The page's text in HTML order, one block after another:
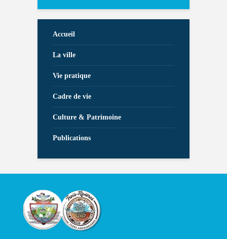
Accueil
La ville
Vie pratique
Cadre de vie
Culture & Patrimoine
Publications